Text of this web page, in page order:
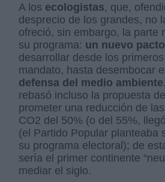
A los ecologistas, que,
desprecio de los grandes, no
ofreció, sin embargo, la parte
su programa: un nuevo
desarrollar desde los
mandato, hasta desembocar
defensa del medio ambiente
rebasó incluso la propuesta
prometer una reducción de
CO2 del 50% (o del 55%,
(el Partido Popular planteaba
su programa electoral); de
sería el primer continente
mediar el siglo.